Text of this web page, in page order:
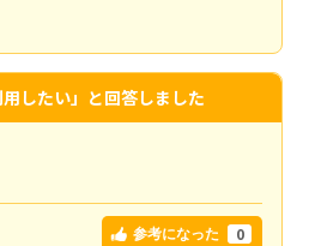
用したい」と回答しました
参考になった 0